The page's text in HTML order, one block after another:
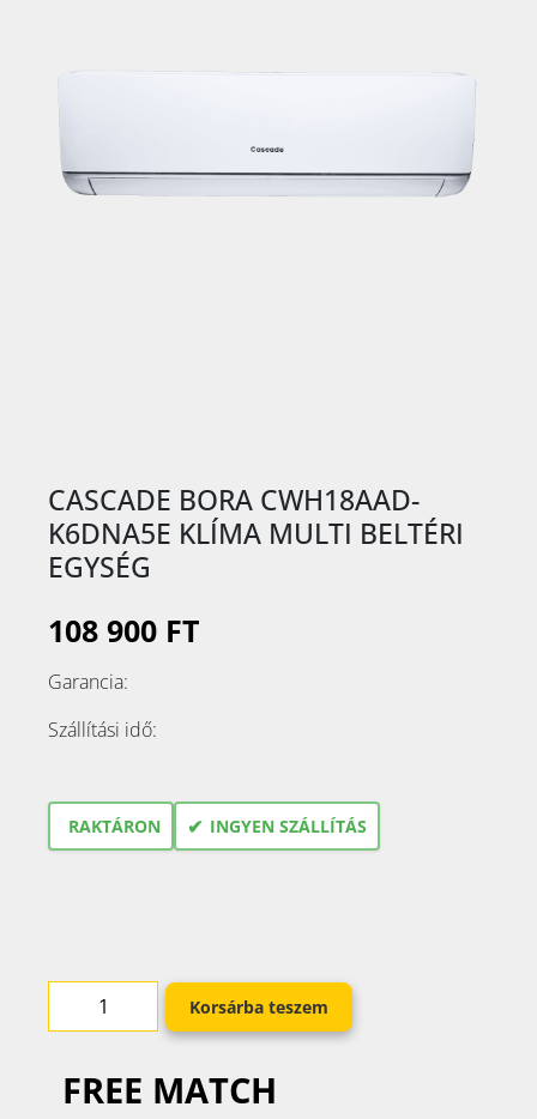
CASCADE BORA CWH18AAD-
K6DNA5E KLÍMA MULTI BELTÉRI
EGYSÉG
108 900 FT
Garancia:
Szállítási idő:
RAKTÁRON ✔ INGYEN SZÁLLÍTÁS
Korsárba teszem
FREE MATCH